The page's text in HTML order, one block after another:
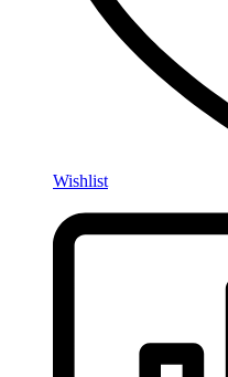
Wishlist